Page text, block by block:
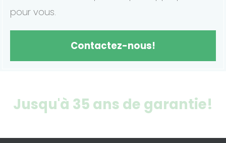
pour vous.
Contactez-nous!
Jusqu'à 35 ans de garantie!